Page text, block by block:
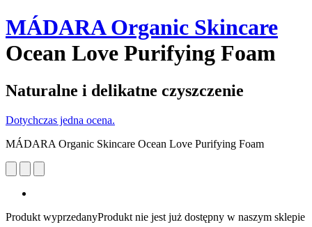
MÁDARA Organic Skincare
Ocean Love Purifying Foam
Naturalne i delikatne czyszczenie
Dotychczas jedna ocena.
MÁDARA Organic Skincare Ocean Love Purifying Foam
Produkt wyprzedanyProdukt nie jest już dostępny w naszym sklepie